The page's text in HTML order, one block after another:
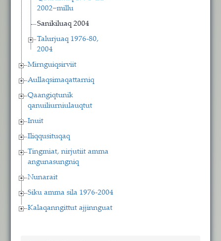
2002−millu
Sanikiluaq 2004
Talurjuaq 1976-80,
2004
Mirnguiqsirviit
Aullaqsimaqattarniq
Qaangiqtunik
qanuiliurniulauqtut
Inuit
Iliqqusituqaq
Tingmiat, nirjutiit amma
angunasungniq
Nunarait
Siku amma sila 1976-2004
Kalaqanngittut ajjinnguat